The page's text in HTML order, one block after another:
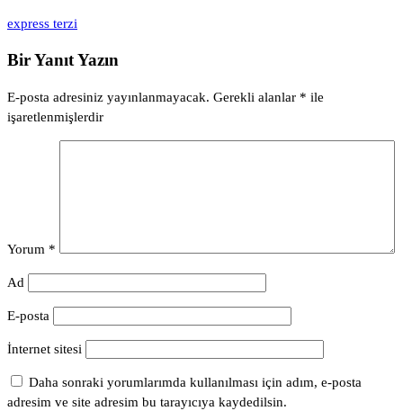
express terzi
Bir Yanıt Yazın
E-posta adresiniz yayınlanmayacak. Gerekli alanlar * ile
işaretlenmişlerdir
Yorum *
Ad
E-posta
İnternet sitesi
Daha sonraki yorumlarımda kullanılması için adım, e-posta
adresim ve site adresim bu tarayıcıya kaydedilsin.